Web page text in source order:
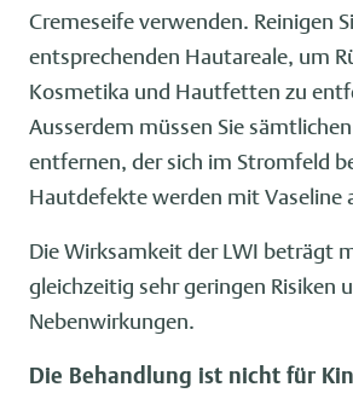
Cremeseife verwenden. Reinigen
entsprechenden Hautareale, um
Kosmetika und Hautfetten zu
Ausserdem müssen Sie
entfernen, der sich im Stromfeld
Hautdefekte werden mit Vaseline
Die Wirksamkeit der LWI beträgt
gleichzeitig sehr geringen Risiken
Nebenwirkungen.
Die Behandlung ist nicht für